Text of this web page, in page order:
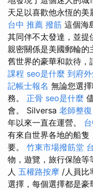
天足以喜歡他永恆的美
台中 推薦 撥筋 這個海
其同伴不太發達，並提
親密關係是美國郵輪的
舊世界的豪華和款待，
課程 seo是什麼 到府
記帳士報名 無論您選
務。 正骨 seo是什麼
會。 Silversa 老師整
年以來一直在運營。
有來自世界各地的船隻
要。 竹東市場撥筋堂
物，遊覽，旅行保險等
人 五權路按摩 /人員比
選擇，每個選擇都是豪